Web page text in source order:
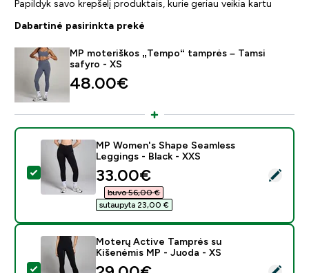
Papildyk savo krepšelį produktais, kurie geriau veikia kartu
Dabartinė pasirinkta prekė
MP moteriškos „Tempo“ tamprės – Tamsi
safyro - XS
48.00€‎
Pasirinkti šį produktą - MP Women's Shape Seamless
MP Women's Shape Seamless
Leggings - Black - XXS
discounted price
33.00€‎
buvo 56,00 €‎
sutaupyta 23,00 €‎
Pasirinkti šį produktą - Moterų Active Tamprės su
Moterų Active Tamprės su
Kišenėmis MP - Juoda - XS